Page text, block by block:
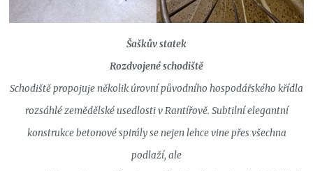
Šaškův statek
Rozdvojené schodiště
Schodiště propojuje několik úrovní původního hospodářského křídla
rozsáhlé zemědělské usedlosti v Rantířově. Subtilní elegantní
konstrukce betonové spirály se nejen lehce vine přes všechna
podlaží, ale